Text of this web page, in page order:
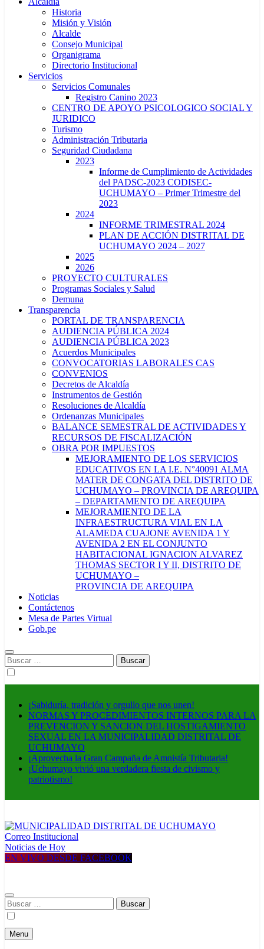
Historia
Misión y Visión
Alcalde
Consejo Municipal
Organigrama
Directorio Institucional
Servicios
Servicios Comunales
Registro Canino 2023
CENTRO DE APOYO PSICOLOGICO SOCIAL Y
JURIDICO
Turismo
Administración Tributaria
Seguridad Ciudadana
2023
Informe de Cumplimiento de Actividades
del PADSC-2023 CODISEC-
UCHUMAYO – Primer Trimestre del
2023
2024
INFORME TRIMESTRAL 2024
PLAN DE ACCIÓN DISTRITAL DE
UCHUMAYO 2024 – 2027
2025
2026
PROYECTO CULTURALES
Programas Sociales y Salud
Demuna
Transparencia
PORTAL DE TRANSPARENCIA
AUDIENCIA PÚBLICA 2024
AUDIENCIA PÚBLICA 2023
Acuerdos Municipales
CONVOCATORIAS LABORALES CAS
CONVENIOS
Decretos de Alcaldía
Instrumentos de Gestión
Resoluciones de Alcaldía
Ordenanzas Municipales
BALANCE SEMESTRAL DE ACTIVIDADES Y
RECURSOS DE FISCALIZACIÓN
OBRA POR IMPUESTOS
MEJORAMIENTO DE LOS SERVICIOS
EDUCATIVOS EN LA I.E. N°40091 ALMA
MATER DE CONGATA DEL DISTRITO DE
UCHUMAYO – PROVINCIA DE AREQUIPA
– DEPARTAMENTO DE AREQUIPA
MEJORAMIENTO DE LA
INFRAESTRUCTURA VIAL EN LA
ALAMEDA CUAJONE AVENIDA 1 Y
AVENIDA 2 EN EL CONJUNTO
HABITACIONAL IGNACION ALVAREZ
THOMAS SECTOR I Y II, DISTRITO DE
UCHUMAYO –
PROVINCIA DE AREQUIPA
Noticias
Contáctenos
Mesa de Partes Virtual
Gob.pe
Buscar:
¡Sabiduría, tradición y orgullo que nos unen!
NORMAS Y PROCEDIMIENTOS INTERNOS PARA LA
PREVENCION Y SANCION DEL HOSTIGAMIENTO
SEXUAL EN LA MUNICIPALIDAD DISTRITAL DE
UCHUMAYO
¡Aprovecha la Gran Campaña de Amnistía Tributaria!
¡Uchumayo vivió una verdadera fiesta de civismo y
patriotismo!
MUNICIPALIDAD DISTRITAL DE UCHUMAYO
Construyendo una nueva Historia
Correo Institucional
Noticias de Hoy
EN VIVO DESDE FACEBOOK
Buscar:
Menu